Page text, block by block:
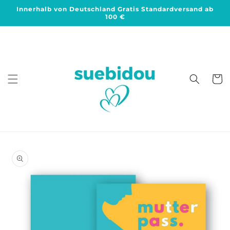
zum
Innerhalb von Deutschland Gratis Standardversand ab
100 €